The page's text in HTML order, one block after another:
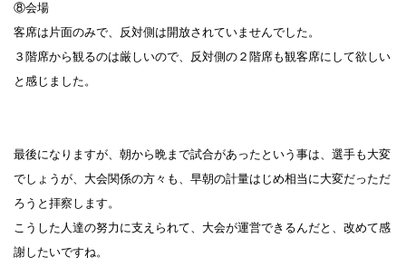
⑧会場
客席は片面のみで、反対側は開放されていませんでした。
３階席から観るのは厳しいので、反対側の２階席も観客席にして欲しい
と感じました。
最後になりますが、朝から晩まで試合があったという事は、選手も大変
でしょうが、大会関係の方々も、早朝の計量はじめ相当に大変だっただ
ろうと拝察します。
こうした人達の努力に支えられて、大会が運営できるんだと、改めて感
謝したいですね。